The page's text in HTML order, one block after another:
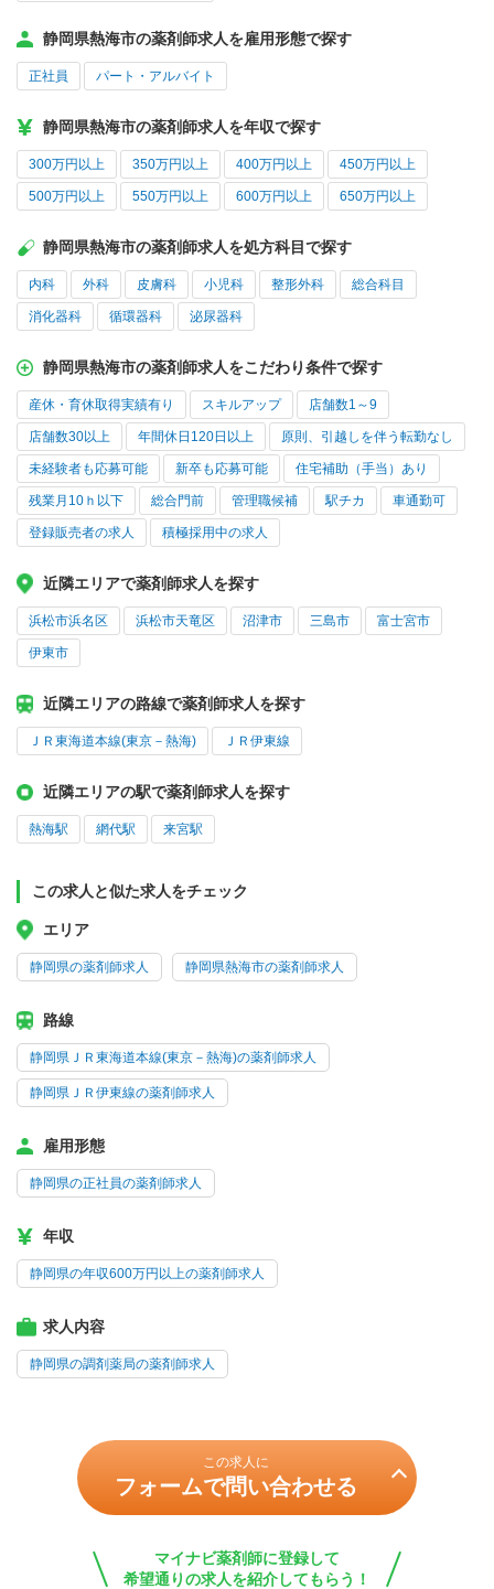
静岡県熱海市の薬剤師求人を雇用形態で探す
正社員 パート・アルバイト
静岡県熱海市の薬剤師求人を年収で探す
300万円以上 350万円以上 400万円以上 450万円以上
500万円以上 550万円以上 600万円以上 650万円以上
静岡県熱海市の薬剤師求人を処方科目で探す
内科 外科 皮膚科 小児科 整形外科 総合科目
消化器科 循環器科 泌尿器科
静岡県熱海市の薬剤師求人をこだわり条件で探す
産休・育休取得実績有り スキルアップ 店舗数1～9
店舗数30以上 年間休日120日以上 原則、引越しを伴う転勤なし
未経験者も応募可能 新卒も応募可能 住宅補助（手当）あり
残業月10ｈ以下 総合門前 管理職候補 駅チカ 車通勤可
登録販売者の求人 積極採用中の求人
近隣エリアで薬剤師求人を探す
浜松市浜名区 浜松市天竜区 沼津市 三島市 富士宮市
伊東市
近隣エリアの路線で薬剤師求人を探す
ＪＲ東海道本線(東京－熱海) ＪＲ伊東線
近隣エリアの駅で薬剤師求人を探す
熱海駅 網代駅 来宮駅
この求人と似た求人をチェック
エリア
静岡県の薬剤師求人 静岡県熱海市の薬剤師求人
路線
静岡県ＪＲ東海道本線(東京－熱海)の薬剤師求人
静岡県ＪＲ伊東線の薬剤師求人
雇用形態
静岡県の正社員の薬剤師求人
年収
静岡県の年収600万円以上の薬剤師求人
求人内容
静岡県の調剤薬局の薬剤師求人
この求人に
フォームで問い合わせる
マイナビ薬剤師に登録して
希望通りの求人を紹介してもらう！